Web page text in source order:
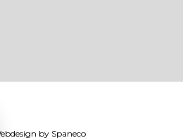
by Spaneco